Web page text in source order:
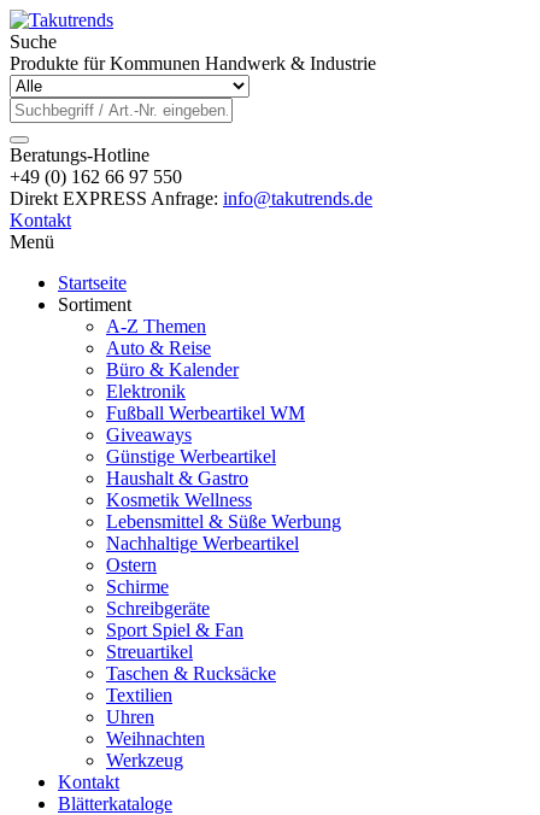
Suche
Produkte für Kommunen Handwerk & Industrie
Beratungs-Hotline
+49 (0) 162 66 97 550
Direkt EXPRESS Anfrage: info@takutrends.de
Kontakt
Menü
Startseite
Sortiment
A-Z Themen
Auto & Reise
Büro & Kalender
Elektronik
Fußball Werbeartikel WM
Giveaways
Günstige Werbeartikel
Haushalt & Gastro
Kosmetik Wellness
Lebensmittel & Süße Werbung
Nachhaltige Werbeartikel
Ostern
Schirme
Schreibgeräte
Sport Spiel & Fan
Streuartikel
Taschen & Rucksäcke
Textilien
Uhren
Weihnachten
Werkzeug
Kontakt
Blätterkataloge